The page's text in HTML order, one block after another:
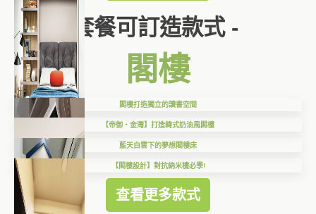
套餐可訂造款式 -
閣樓
閣樓打造獨立的讀書空間
【帝御‧金灣】打造韓式奶油風閣樓
藍天白雲下的夢想閣樓床
【閣樓設計】對抗納米樓必學!
查看更多款式